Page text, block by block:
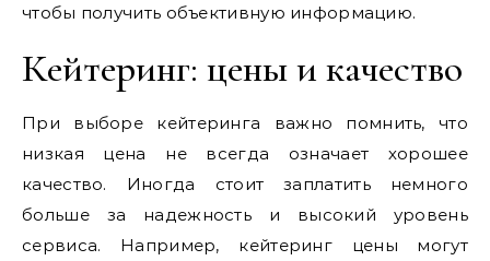
чтобы получить объективную информацию.
Кейтеринг: цены и качество
При выборе кейтеринга важно помнить, что
низкая цена не всегда означает хорошее
качество. Иногда стоит заплатить немного
больше за надежность и высокий уровень
сервиса. Например, кейтеринг цены могут